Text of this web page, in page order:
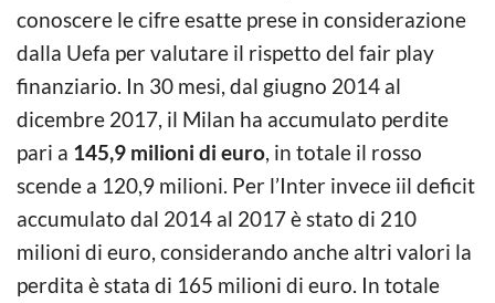
conoscere le cifre esatte prese in considerazione
dalla Uefa per valutare il rispetto del fair play
finanziario. In 30 mesi, dal giugno 2014 al
dicembre 2017, il Milan ha accumulato perdite
pari a 145,9 milioni di euro, in totale il rosso
scende a 120,9 milioni. Per l’Inter invece iil deficit
accumulato dal 2014 al 2017 è stato di 210
milioni di euro, considerando anche altri valori la
perdita è stata di 165 milioni di euro. In totale